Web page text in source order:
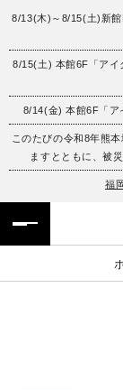
8/13(木)～8/15(土)新館
8/15(土) 本館6F「アイ
8/14(金) 本館6F「ア
このたびの令和8年熊
ますとともに、被
福
フロアガイド
施設案内・
イベント・
レストラン・
ENGLISH
繁体字
簡体字
ภาษาไทย